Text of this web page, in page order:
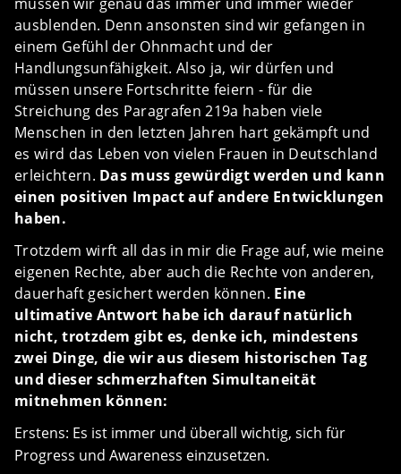
ausblenden. Denn ansonsten sind wir gefangen in
einem Gefühl der Ohnmacht und der
Handlungsunfähigkeit. Also ja, wir dürfen und
müssen unsere Fortschritte feiern - für die
Streichung des Paragrafen 219a haben viele
Menschen in den letzten Jahren hart gekämpft und
es wird das Leben von vielen Frauen in Deutschland
erleichtern. Das muss gewürdigt werden und kann
einen positiven Impact auf andere Entwicklungen
haben.
Trotzdem wirft all das in mir die Frage auf, wie meine
eigenen Rechte, aber auch die Rechte von anderen,
dauerhaft gesichert werden können. Eine
ultimative Antwort habe ich darauf natürlich
nicht, trotzdem gibt es, denke ich, mindestens
zwei Dinge, die wir aus diesem historischen Tag
und dieser schmerzhaften Simultaneität
mitnehmen können:
Erstens: Es ist immer und überall wichtig, sich für
Progress und Awareness einzusetzen.